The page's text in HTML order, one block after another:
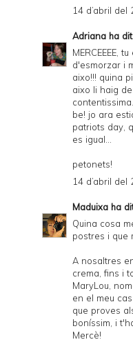
14 d’abril del
Adriana ha
MERCEEEE,
d'esmorzar i
aixo!!! quina
aixo li haig
be! jo ara
patriots day,
es igual...
petonets!
14 d’abril del
Maduixa ha
Quina cosa
postres i que
A nosaltres
crema, fins i
MaryLou,
en el meu
que proves
boníssim, i
Mercè!